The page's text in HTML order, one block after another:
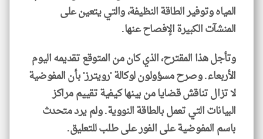
المياه وتوفير الطاقة النظيفة، والتي يتعين على
المنشآت الكبيرة الإفصاح عنها.
وتأجل هذا المقترح، الذي كان من المتوقع تقديمه اليوم
الأربعاء. وصرح مسؤولون لوكالة 'رويترز' بأن المفوضية
لا تزال تناقش قضايا من بينها كيفية تقييم مراكز
البيانات التي تعمل بالطاقة النووية. ولم يرد متحدث
باسم المفوضية على الفور على طلب للتعليق.